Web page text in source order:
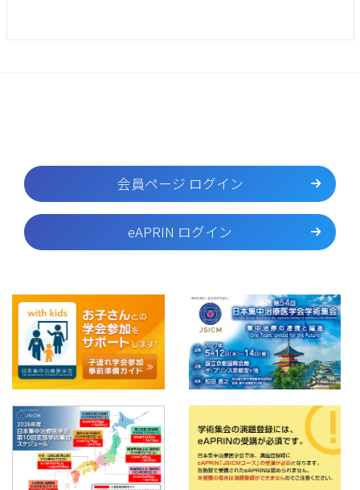
会員ページ ログイン
eAPRIN ログイン